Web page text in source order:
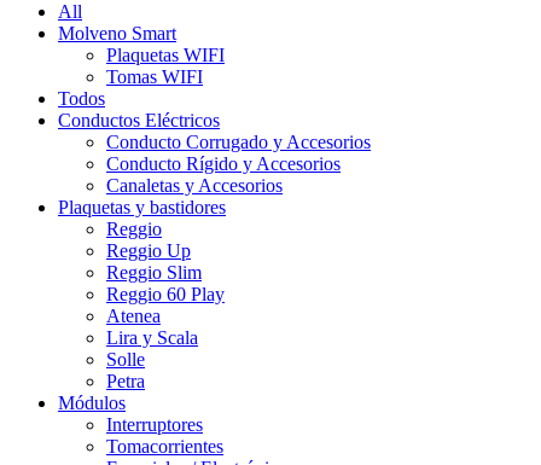
All
Molveno Smart
Plaquetas WIFI
Tomas WIFI
Todos
Conductos Eléctricos
Conducto Corrugado y Accesorios
Conducto Rígido y Accesorios
Canaletas y Accesorios
Plaquetas y bastidores
Reggio
Reggio Up
Reggio Slim
Reggio 60 Play
Atenea
Lira y Scala
Solle
Petra
Módulos
Interruptores
Tomacorrientes